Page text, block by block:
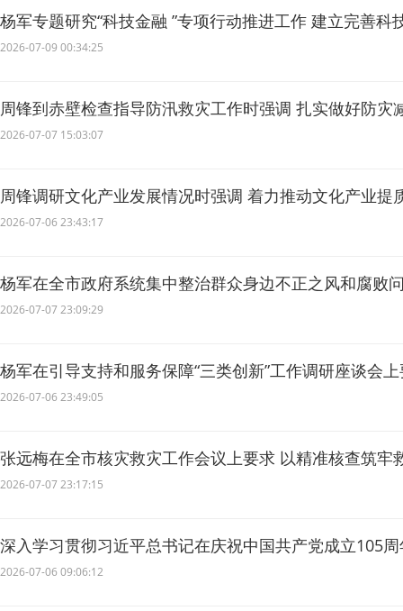
杨军专题研究“科技金融 ”专项行动推进工作 建立完善科
2026-07-09 00:34:25
周锋到赤壁检查指导防汛救灾工作时强调 扎实做好防灾
2026-07-07 15:03:07
周锋调研文化产业发展情况时强调 着力推动文化产业提
2026-07-06 23:43:17
杨军在全市政府系统集中整治群众身边不正之风和腐败
2026-07-07 23:09:29
杨军在引导支持和服务保障“三类创新”工作调研座谈会
2026-07-06 23:49:05
张远梅在全市核灾救灾工作会议上要求 以精准核查筑牢
2026-07-07 23:17:15
深入学习贯彻习近平总书记在庆祝中国共产党成立105
2026-07-06 09:06:12